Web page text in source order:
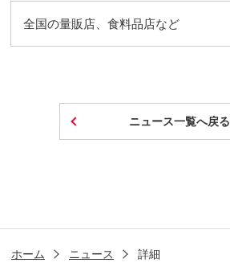
全国の量販店、食料品店など
ニュース一覧へ戻る
ホーム ニュース 詳細